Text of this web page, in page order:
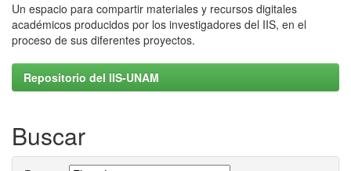
Un espacio para compartir materiales y recursos digitales
académicos producidos por los investigadores del IIS, en el
proceso de sus diferentes proyectos.
Repositorio del IIS-UNAM
Buscar